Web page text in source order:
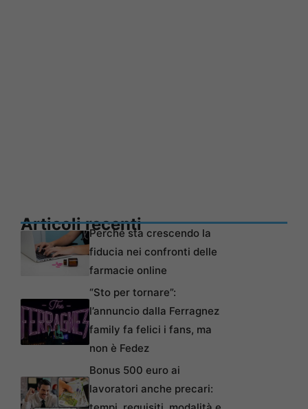
Articoli recentiPerché sta crescendo la
fiducia nei confronti delle
farmacie online
“Sto per tornare”:
l’annuncio dalla Ferragnez
family fa felici i fans, ma
non è Fedez
Bonus 500 euro ai
lavoratori anche precari: